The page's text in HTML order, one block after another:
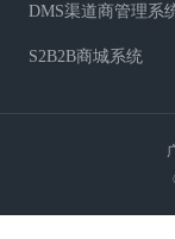
DMS渠道商管理系
S2B2B商城系统